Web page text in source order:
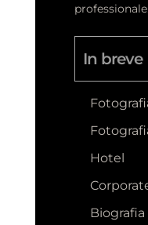
professionale.
In breve
Hotel
Biografia